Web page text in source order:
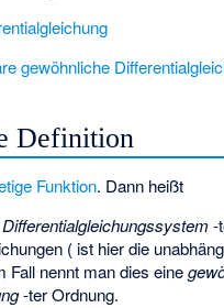
gewöhnliche
Definition
Funktion. Dann heißt
-
( ist hier die
Fall nennt man dies eine
-ter Ordnung.